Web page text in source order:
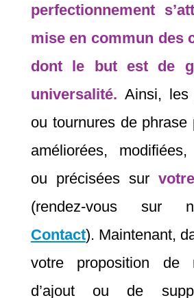
perfectionnement
mise en commun des
dont le but est de
universalité. Ainsi, les
ou tournures de phrase
améliorées,
ou précisées survotre
(rendez-vous sur
Contact). Maintenant,
votre proposition de
d’ajout ou de